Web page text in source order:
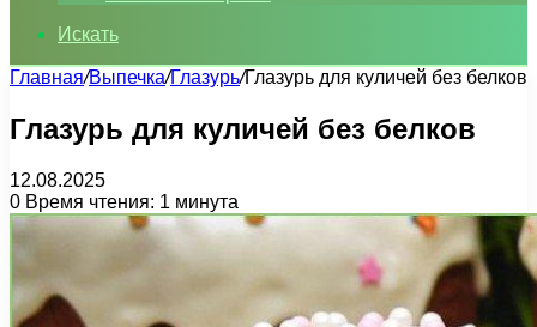
Искать
Главная/Выпечка/Глазурь/Глазурь для куличей без белков
Глазурь для куличей без белков
12.08.2025
0 Время чтения: 1 минута